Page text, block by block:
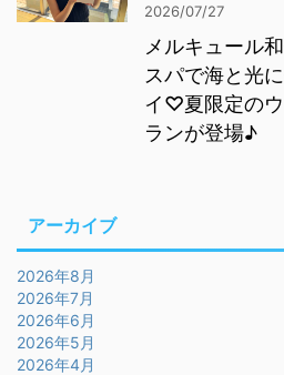
2026/07/27
メルキュール
スパで海と光
イ♡夏限定の
ランが登場♪
アーカイブ
2026年8月
2026年7月
2026年6月
2026年5月
2026年4月